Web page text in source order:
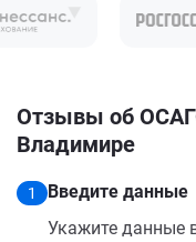
Отзывы об
Владимире
1
Введите данные
Укажите данные